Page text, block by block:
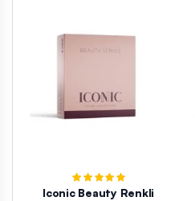
Iconic Beauty Renkli